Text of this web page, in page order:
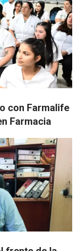
con Farmalife
Farmacia